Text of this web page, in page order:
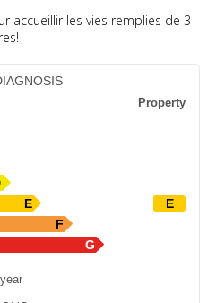
accueillir les vies remplies de 3
Property
E E
F
G